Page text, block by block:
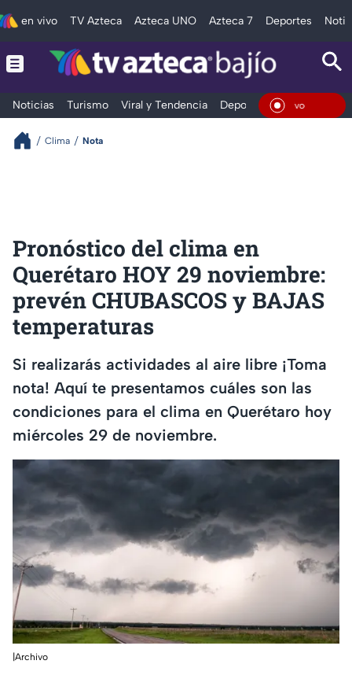
en vivo TV Azteca Azteca UNO Azteca 7 Deportes
Noticias Turismo Viral y Tendencia Deportes Espectáculos
En
Clima Nota
Pronóstico del clima en
Querétaro HOY 29 noviembre:
prevén CHUBASCOS y BAJAS
temperaturas
Si realizarás actividades al aire libre ¡Toma
nota! Aquí te presentamos cuáles son las
condiciones para el clima en Querétaro hoy
miércoles 29 de noviembre.
|Archivo